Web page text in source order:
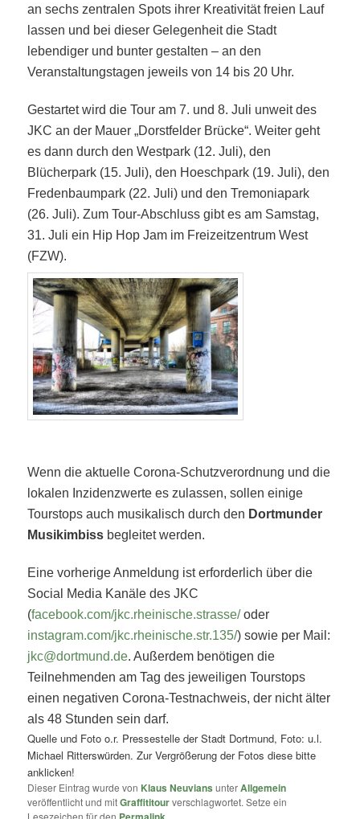
an sechs zentralen Spots ihrer Kreativität freien Lauf
lassen und bei dieser Gelegenheit die Stadt
lebendiger und bunter gestalten – an den
Veranstaltungstagen jeweils von 14 bis 20 Uhr.
Gestartet wird die Tour am 7. und 8. Juli unweit des
JKC an der Mauer „Dorstfelder Brücke“. Weiter geht
es dann durch den Westpark (12. Juli), den
Blücherpark (15. Juli), den Hoeschpark (19. Juli), den
Fredenbaumpark (22. Juli) und den Tremoniapark
(26. Juli). Zum Tour-Abschluss gibt es am Samstag,
31. Juli ein Hip Hop Jam im Freizeitzentrum West
(FZW).
Wenn die aktuelle Corona-Schutzverordnung und die
lokalen Inzidenzwerte es zulassen, sollen einige
Tourstops auch musikalisch durch den Dortmunder
Musikimbiss begleitet werden.
Eine vorherige Anmeldung ist erforderlich über die
Social Media Kanäle des JKC
(facebook.com/jkc.rheinische.strasse/oder
instagram.com/jkc.rheinische.str.135/) sowie per Mail:
jkc@dortmund.de. Außerdem benötigen die
Teilnehmenden am Tag des jeweiligen Tourstops
einen negativen Corona-Testnachweis, der nicht älter
als 48 Stunden sein darf.
Quelle und Foto o.r. Pressestelle der Stadt Dortmund, Foto: u.l.
Michael Ritterswürden. Zur Vergrößerung der Fotos diese bitte
anklicken!
Dieser Eintrag wurde von Klaus Neuvians unterAllgemein
veröffentlicht und mitGraffititourverschlagwortet. Setze ein
Lesezeichen für den